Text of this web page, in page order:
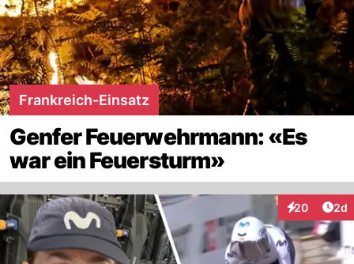
Frankreich-Einsatz
Genfer Feuerwehrmann: «Es
war ein Feuersturm»
20
Interaktionen
2d